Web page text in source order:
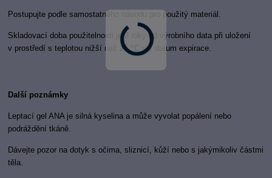
Postupujte podle samostatného návodu pro použitý materiál.
Skladovací doba použitelnosti je 3 roky od v
ýrobního data při uložení
v prostředí s teplotou nižší než 25
C viz datum expirace.
Další poznámky
Leptací gel ANA je silná kyselina a může vyvolat popálení nebo
podráždění tkáně.
Dávejte pozor na dotyk s očima, sliznicí, kůží nebo s jakýmikoliv částmi
těla.